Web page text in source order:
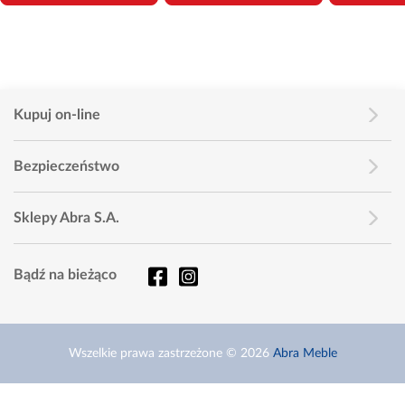
Kupuj on-line
Bezpieczeństwo
Sklepy Abra S.A.
Bądź na bieżąco
Wszelkie prawa zastrzeżone © 2026 Abra Meble